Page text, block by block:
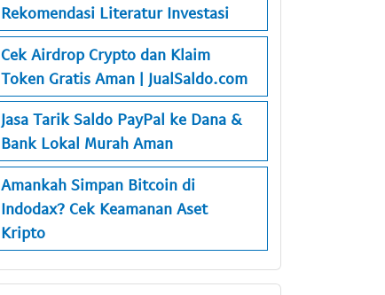
Rekomendasi Literatur Investasi
Cek Airdrop Crypto dan Klaim
Token Gratis Aman | JualSaldo.com
Jasa Tarik Saldo PayPal ke Dana &
Bank Lokal Murah Aman
Amankah Simpan Bitcoin di
Indodax? Cek Keamanan Aset
Kripto